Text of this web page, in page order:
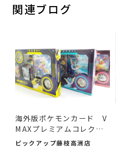
関連ブログ
海外版ポケモンカード V
MAXプレミアムコレクシ
ョ...
ピックアップ藤枝高洲店